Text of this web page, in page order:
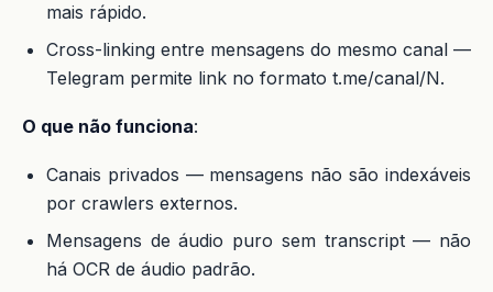
mais rápido.
Cross-linking entre mensagens do mesmo canal —
Telegram permite link no formato t.me/canal/N.
O que não funciona:
Canais privados — mensagens não são indexáveis
por crawlers externos.
Mensagens de áudio puro sem transcript — não
há OCR de áudio padrão.